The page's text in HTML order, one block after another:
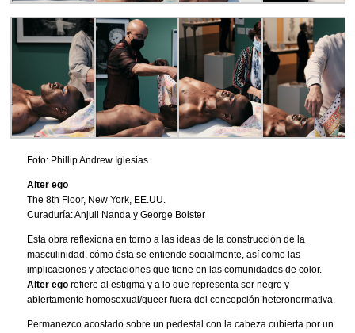
Foto: Phillip Andrew Iglesias
Alter ego
The 8th Floor, New York, EE.UU.
Curaduría: Anjuli Nanda y George Bolster
Esta obra reflexiona en torno a las ideas de la construcción de la
masculinidad, cómo ésta se entiende socialmente, así como las
implicaciones y afectaciones que tiene en las comunidades de color.
Alter ego refiere al estigma y a lo que representa ser negro y
abiertamente homosexual/queer fuera del concepción heteronormativa.
Permanezco acostado sobre un pedestal con la cabeza cubierta por un